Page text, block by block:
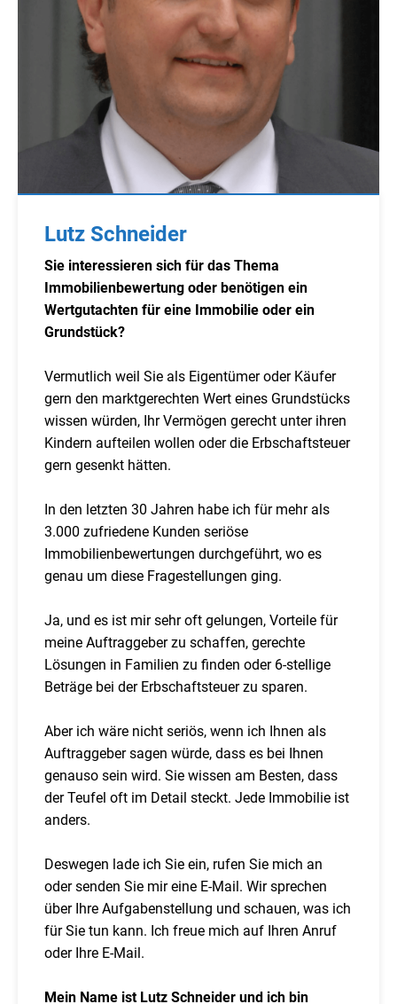
Lutz Schneider
Sie interessieren sich für das Thema
Immobilienbewertung oder benötigen ein
Wertgutachten für eine Immobilie oder ein
Grundstück?
Vermutlich weil Sie als Eigentümer oder Käufer
gern den marktgerechten Wert eines Grundstücks
wissen würden, Ihr Vermögen gerecht unter ihren
Kindern aufteilen wollen oder die Erbschaftsteuer
gern gesenkt hätten.
In den letzten 30 Jahren habe ich für mehr als
3.000 zufriedene Kunden seriöse
Immobilienbewertungen durchgeführt, wo es
genau um diese Fragestellungen ging.
Ja, und es ist mir sehr oft gelungen, Vorteile für
meine Auftraggeber zu schaffen, gerechte
Lösungen in Familien zu finden oder 6-stellige
Beträge bei der Erbschaftsteuer zu sparen.
Aber ich wäre nicht seriös, wenn ich Ihnen als
Auftraggeber sagen würde, dass es bei Ihnen
genauso sein wird. Sie wissen am Besten, dass
der Teufel oft im Detail steckt. Jede Immobilie ist
anders.
Deswegen lade ich Sie ein, rufen Sie mich an
oder senden Sie mir eine E-Mail. Wir sprechen
über Ihre Aufgabenstellung und schauen, was ich
für Sie tun kann. Ich freue mich auf Ihren Anruf
oder Ihre E-Mail.
Mein Name ist Lutz Schneider und ich bin